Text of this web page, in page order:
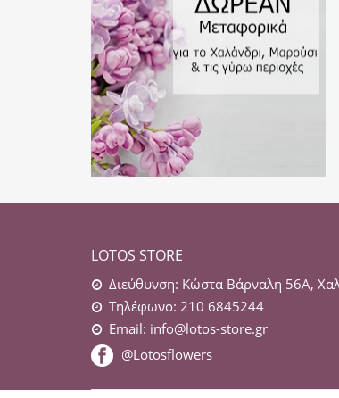
LOTOS STORE
Διεύθυνση: Κώστα Βάρναλη 56Α,
Τηλέφωνο: 210 6845244
Email: info@lotos-store.gr
@Lotosflowers